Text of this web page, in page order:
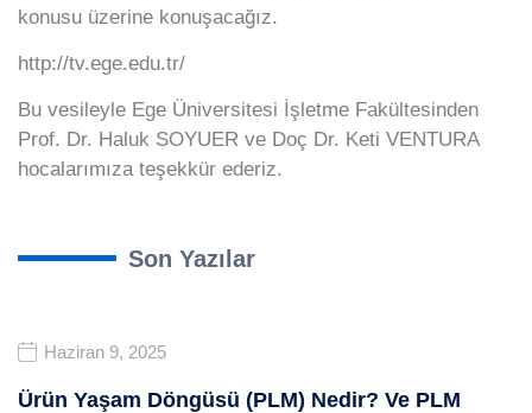
konusu üzerine konuşacağız.
http://tv.ege.edu.tr/
Bu vesileyle Ege Üniversitesi İşletme Fakültesinden
Prof. Dr. Haluk SOYUER ve Doç Dr. Keti VENTURA
hocalarımıza teşekkür ederiz.
Son Yazılar
Haziran 9, 2025
Ürün Yaşam Döngüsü (PLM) Nedir? Ve PLM